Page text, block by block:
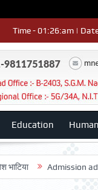
Time - 01:26:am |
Education
Admission